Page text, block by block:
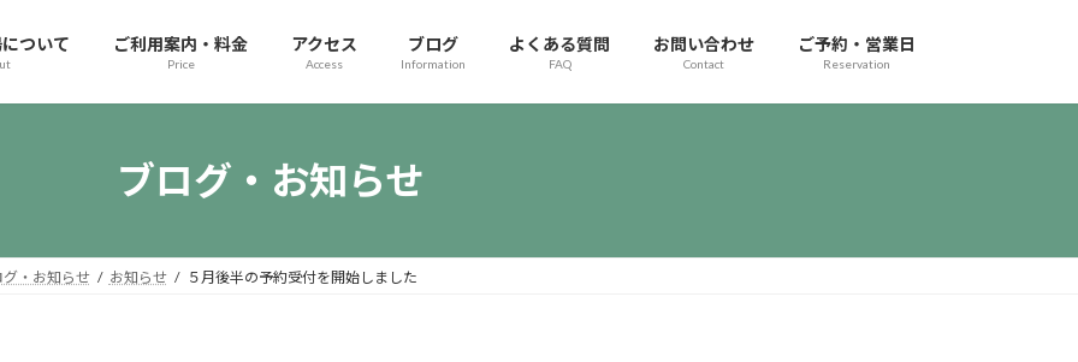
ついて ご利用案内・料金
Price
アクセス
Access
ブログ
Information
よくある質問
FAQ
お問い合わせ
Contact
ご予約・営業日
Reservation
ブログ・お知らせ
グ・お知らせ お知らせ ５月後半の予約受付を開始しました